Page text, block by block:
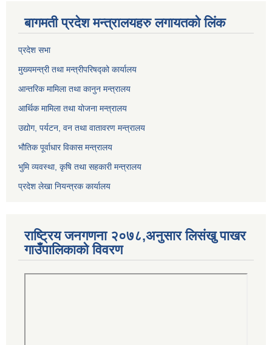
बागमती प्रदेश मन्त्रालयहरु लगायतको लिंक
प्रदेश सभा
मुख्यमन्त्री तथा मन्त्रीपरिषद्को कार्यालय
आन्तरिक मामिला तथा कानुन मन्त्रालय
आर्थिक मामिला तथा योजना मन्त्रालय
उद्योग, पर्यटन, वन तथा वातावरण मन्त्रालय
भौतिक पूर्वाधार विकास मन्त्रालय
भुमि व्यवस्था, कृषि तथा सहकारी मन्त्रालय
प्रदेश लेखा नियन्त्रक कार्यालय
राष्ट्रिय जनगणना २०७८,अनुसार लिसंखु पाखर
गाउँपालिकाको विवरण